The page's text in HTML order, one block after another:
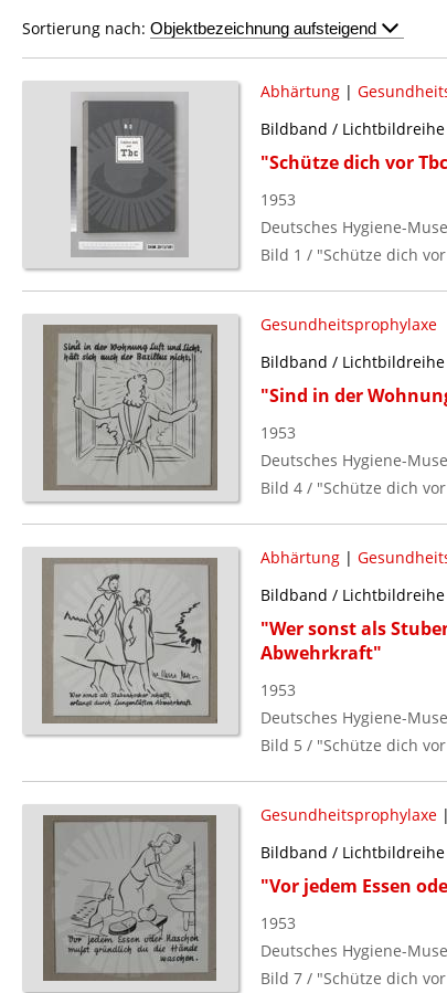
Sortierung nach:
Abhärtung|
Bildband / Lichtbildreihe
"Schütze dich vor
1953
Deutsches Hygiene-
Bild 1 / "Schütze dich
Gesundheitsprophylaxe
Bildband / Lichtbildreihe
"Sind in der
1953
Deutsches Hygiene-
Bild 4 / "Schütze dich
Abhärtung|
Bildband / Lichtbildreihe
"Wer sonst als
Abwehrkraft"
1953
Deutsches Hygiene-
Bild 5 / "Schütze dich
Gesundheitsprophylaxe|
Bildband / Lichtbildreihe
"Vor jedem Essen
1953
Deutsches Hygiene-
Bild 7 / "Schütze dich